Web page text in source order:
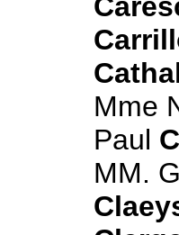
Mme
Paul
MM.